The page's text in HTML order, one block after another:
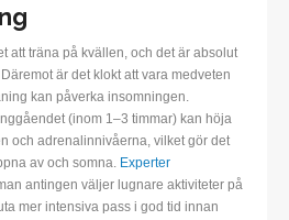
att träna på kvällen, och det är absolut
är det klokt att vara medveten
kan påverka insomningen.
(inom 1–3 timmar) kan höja
och adrenalinnivåerna, vilket gör det
av och somna. Experter
antingen väljer lugnare aktiviteter på
mer intensiva pass i god tid innan